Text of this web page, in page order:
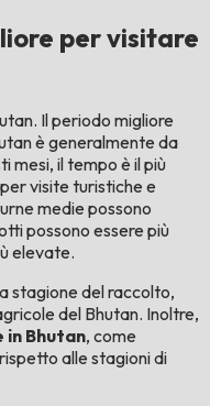
per visitare
Il periodo migliore
è generalmente da
mesi, il tempo è il più
visite turistiche e
medie possono
possono essere più
elevate.
stagione del raccolto,
del Bhutan. Inoltre,
in Bhutan, come
alle stagioni di